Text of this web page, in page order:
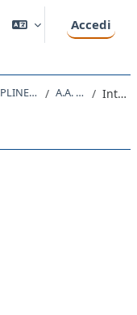
Accedi
LE01 - DISCIPLINE STORICHE E FILOSOFICHE A.A. 2021 - 2022 Introduzione